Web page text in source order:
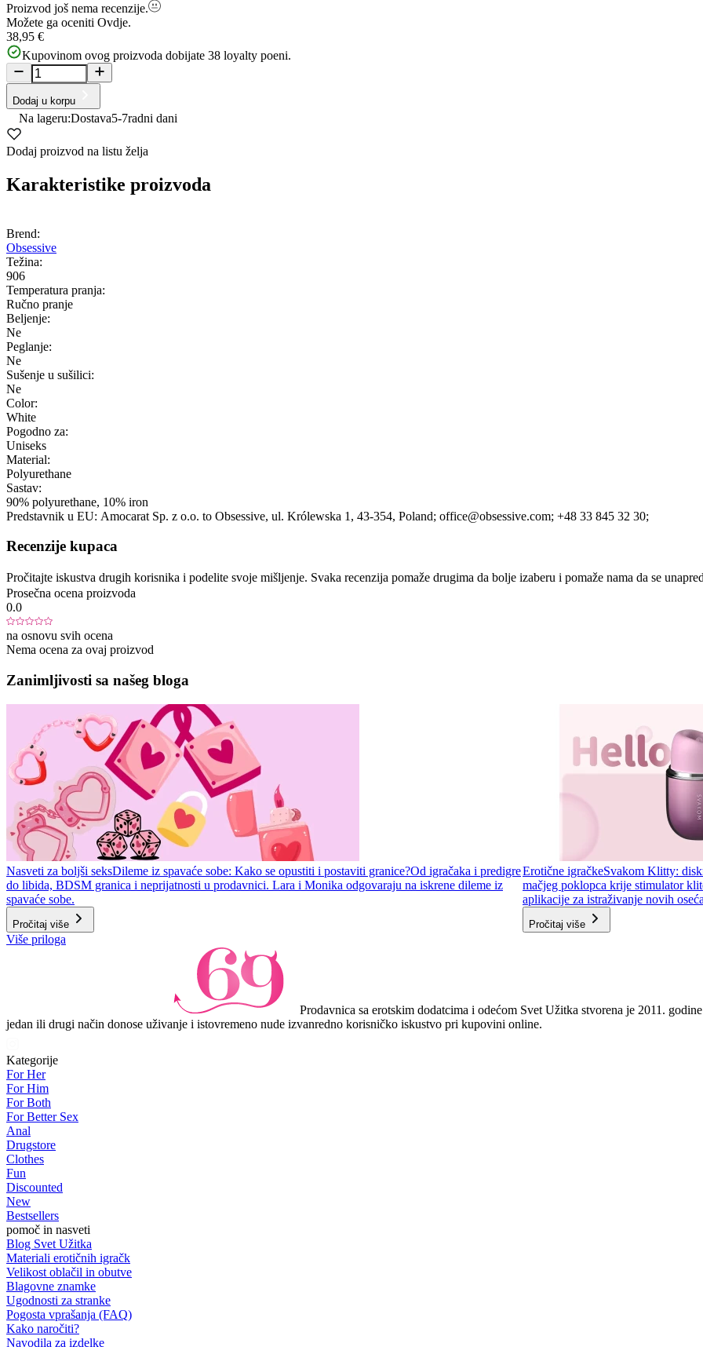
Proizvod još nema recenzije.
Možete ga oceniti Ovdje.
38,95 €
Kupovinom ovog proizvoda dobijate 38 loyalty poeni.
Dodaj u korpu
Na lageru:Dostava5-7radni dani
Dodaj proizvod na listu želja
Karakteristike proizvoda
Brend:
Obsessive
Težina:
906
Temperatura pranja:
Ručno pranje
Beljenje:
Ne
Peglanje:
Ne
Sušenje u sušilici:
Ne
Color:
White
Pogodno za:
Uniseks
Material:
Polyurethane
Sastav:
90% polyurethane, 10% iron
Predstavnik u EU: Amocarat Sp. z o.o. to Obsessive, ul. Królewska 1 , 43-354, Poland; office@obsessive.com; +48 33 845 32 30;
Recenzije kupaca
Pročitajte iskustva drugih korisnika i podelite svoje mišljenje. Svaka recenzija pomaže drugima da bolje izaberu i pomaže nama da se
Prosečna ocena proizvoda
0.0
na osnovu svih ocena
Nema ocena za ovaj proizvod
Zanimljivosti sa našeg bloga
Nasveti za boljši seksDileme iz spavaće sobe: Kako se opustiti i postaviti granice?Od igračaka i predigre
do libida, BDSM granica i neprijatnosti u prodavnici. Lara i Monika odgovaraju na iskrene dileme iz
spavaće sobe.
Pročitaj više
Erotične igračkeSvakom Klitty:
mačjeg poklopca krije stimulator
aplikacije za istraživanje novih
Pročitaj više
Item
Više priloga
Prodavnica sa erotskim dodatcima i odećom Svet Užitka stvorena je 2011.
jedan ili drugi način donose uživanje i istovremeno nude izvanredno korisničko iskustvo pri kupovini online.
Kategorije
For Her
For Him
For Both
For Better Sex
Anal
Drugstore
Clothes
Fun
Discounted
New
Bestsellers
pomoč in nasveti
Blog Svet Užitka
Materiali erotičnih igračk
Velikost oblačil in obutve
Blagovne znamke
Ugodnosti za stranke
Pogosta vprašanja (FAQ)
Kako naročiti?
Navodila za izdelke